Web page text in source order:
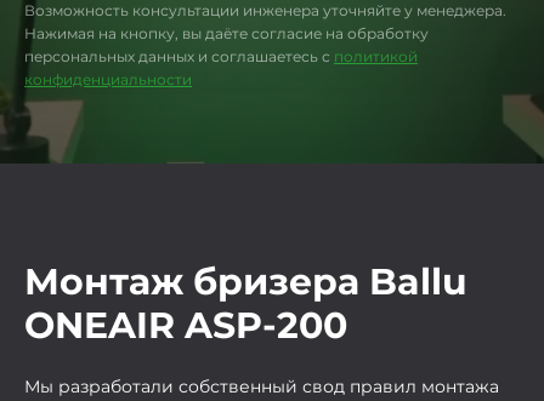
Возможность консультации инженера уточняйте у менеджера.
Нажимая на кнопку, вы даёте согласие на обработку
персональных данных и соглашаетесь с политикой
конфиденциальности
Монтаж бризера Ballu
ONEAIR ASP-200
Мы разработали собственный свод правил монтажа